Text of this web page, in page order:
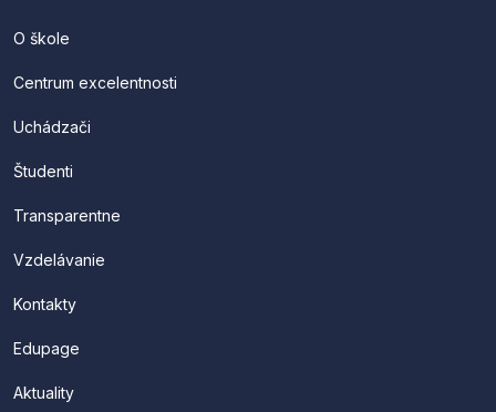
O škole
Centrum excelentnosti
Uchádzači
Študenti
Transparentne
Vzdelávanie
Kontakty
Edupage
Aktuality